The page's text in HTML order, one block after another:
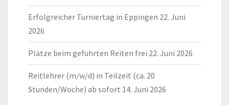
Erfolgreicher Turniertag in Eppingen 22. Juni
2026
Plätze beim geführten Reiten frei 22. Juni 2026
Reitlehrer (m/w/d) in Teilzeit (ca. 20
Stunden/Woche) ab sofort 14. Juni 2026